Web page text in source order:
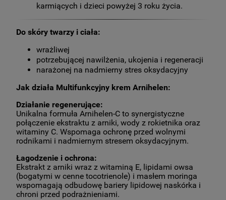
karmiących i dzieci powyżej 3 roku życia.
Do skóry twarzy i ciała:
wrażliwej
potrzebującej nawilżenia, ukojenia i regeneracji
narażonej na nadmierny stres oksydacyjny
Jak działa Multifunkcyjny krem Arnihelen:
Działanie regenerujące:
Unikalna formuła Arnihelen-C to synergistyczne
połączenie ekstraktu z arniki, wody z rokietnika oraz
witaminy C. Wspomaga ochronę przed wolnymi
rodnikami i nadmiernym stresem oksydacyjnym.
Łagodzenie i ochrona:
Ekstrakt z arniki wraz z witaminą E, lipidami owsa
(bogatymi w cenne tocotrienole) i masłem moringa
wspomagają odbudowę bariery lipidowej naskórka i
chroni przed podrażnieniami.